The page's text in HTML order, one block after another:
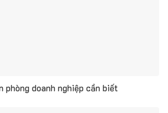
phòng doanh nghiệp cần biết